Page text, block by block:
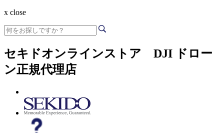
x close
セキドオンラインストア DJI ドロー
ン正規代理店